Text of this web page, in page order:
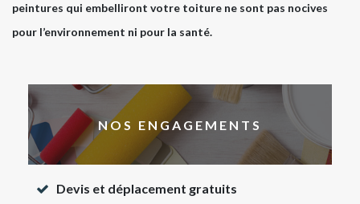
peintures qui embelliront votre toiture ne sont pas nocives
pour l’environnement ni pour la santé.
NOS ENGAGEMENTS
Devis et déplacement gratuits